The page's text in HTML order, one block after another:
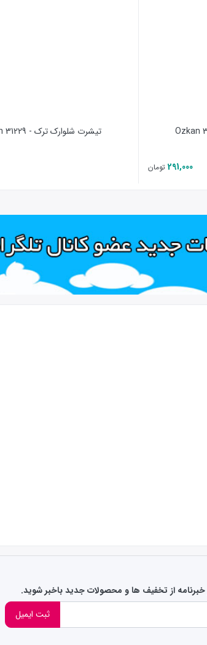
291,000 تومان
تیشرت شلوارک ترک - 31229 Ozkan
از تخفیف ها و محصولات جدید باخبر شوید.
ثبت ایمیل